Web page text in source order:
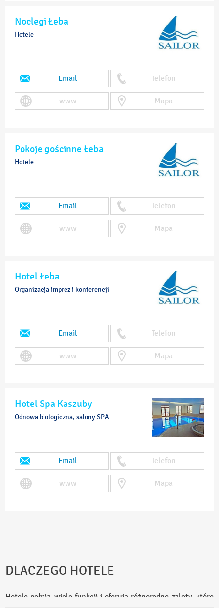
Noclegi Łeba
Hotele
Email Telefon
www Mapa
Pokoje gościnne Łeba
Hotele
Email Telefon
www Mapa
Hotel Łeba
Organizacja imprez i konferencji
Email Telefon
www Mapa
Hotel Spa Kaszuby
Odnowa biologiczna, salony SPA
Email Telefon
www Mapa
DLACZEGO HOTELE
Hotele pełnią wiele funkcji i oferują różnorodne zalety, które